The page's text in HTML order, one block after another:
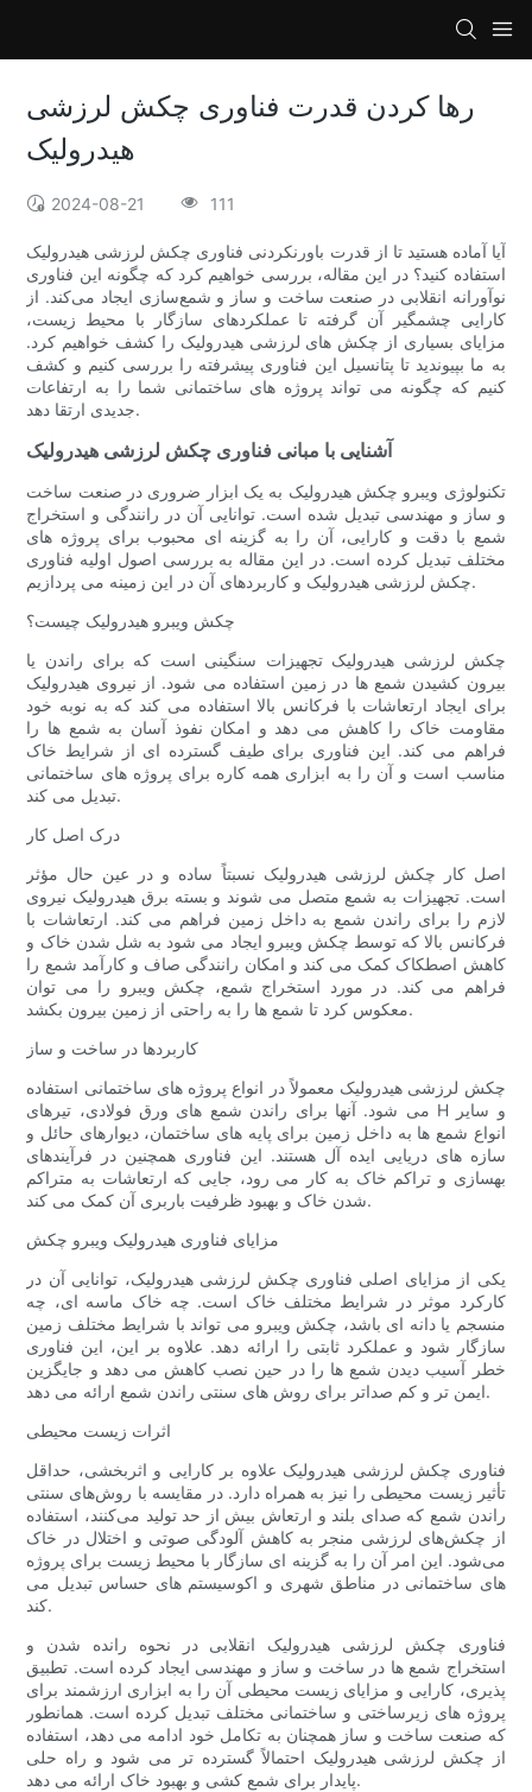
رها کردن قدرت فناوری چکش لرزشی
هیدرولیک
2024-08-21 111
آیا آماده هستید تا از قدرت باورنکردنی فناوری چکش لرزشی هیدرولیک
استفاده کنید؟ در این مقاله، بررسی خواهیم کرد که چگونه این فناوری
نوآورانه انقلابی در صنعت ساخت و ساز و شمع‌سازی ایجاد می‌کند. از
کارایی چشمگیر آن گرفته تا عملکردهای سازگار با محیط زیست،
مزایای بسیاری از چکش های لرزشی هیدرولیک را کشف خواهیم کرد.
به ما بپیوندید تا پتانسیل این فناوری پیشرفته را بررسی کنیم و کشف
کنیم که چگونه می تواند پروژه های ساختمانی شما را به ارتفاعات
جدیدی ارتقا دهد.
آشنایی با مبانی فناوری چکش لرزشی هیدرولیک
تکنولوژی ویبرو چکش هیدرولیک به یک ابزار ضروری در صنعت ساخت
و ساز و مهندسی تبدیل شده است. توانایی آن در رانندگی و استخراج
شمع با دقت و کارایی، آن را به گزینه ای محبوب برای پروژه های
مختلف تبدیل کرده است. در این مقاله به بررسی اصول اولیه فناوری
چکش لرزشی هیدرولیک و کاربردهای آن در این زمینه می پردازیم.
چکش ویبرو هیدرولیک چیست؟
چکش لرزشی هیدرولیک تجهیزات سنگینی است که برای راندن یا
بیرون کشیدن شمع ها در زمین استفاده می شود. از نیروی هیدرولیک
برای ایجاد ارتعاشات با فرکانس بالا استفاده می کند که به نوبه خود
مقاومت خاک را کاهش می دهد و امکان نفوذ آسان به شمع ها را
فراهم می کند. این فناوری برای طیف گسترده ای از شرایط خاک
مناسب است و آن را به ابزاری همه کاره برای پروژه های ساختمانی
تبدیل می کند.
درک اصل کار
اصل کار چکش لرزشی هیدرولیک نسبتاً ساده و در عین حال مؤثر
است. تجهیزات به شمع متصل می شوند و بسته برق هیدرولیک نیروی
لازم را برای راندن شمع به داخل زمین فراهم می کند. ارتعاشات با
فرکانس بالا که توسط چکش ویبرو ایجاد می شود به شل شدن خاک و
کاهش اصطکاک کمک می کند و امکان رانندگی صاف و کارآمد شمع را
فراهم می کند. در مورد استخراج شمع، چکش ویبرو را می توان
معکوس کرد تا شمع ها را به راحتی از زمین بیرون بکشد.
کاربردها در ساخت و ساز
چکش لرزشی هیدرولیک معمولاً در انواع پروژه های ساختمانی استفاده
می شود. آنها برای راندن شمع های ورق فولادی، تیرهای H و سایر
انواع شمع ها به داخل زمین برای پایه های ساختمان، دیوارهای حائل و
سازه های دریایی ایده آل هستند. این فناوری همچنین در فرآیندهای
بهسازی و تراکم خاک به کار می رود، جایی که ارتعاشات به متراکم
شدن خاک و بهبود ظرفیت باربری آن کمک می کند.
مزایای فناوری هیدرولیک ویبرو چکش
یکی از مزایای اصلی فناوری چکش لرزشی هیدرولیک، توانایی آن در
کارکرد موثر در شرایط مختلف خاک است. چه خاک ماسه ای، چه
منسجم یا دانه ای باشد، چکش ویبرو می تواند با شرایط مختلف زمین
سازگار شود و عملکرد ثابتی را ارائه دهد. علاوه بر این، این فناوری
خطر آسیب دیدن شمع ها را در حین نصب کاهش می دهد و جایگزین
ایمن تر و کم صداتر برای روش های سنتی راندن شمع ارائه می دهد.
اثرات زیست محیطی
فناوری چکش لرزشی هیدرولیک علاوه بر کارایی و اثربخشی، حداقل
تأثیر زیست محیطی را نیز به همراه دارد. در مقایسه با روش‌های سنتی
راندن شمع که صدای بلند و ارتعاش بیش از حد تولید می‌کنند، استفاده
از چکش‌های لرزشی منجر به کاهش آلودگی صوتی و اختلال در خاک
می‌شود. این امر آن را به گزینه ای سازگار با محیط زیست برای پروژه
های ساختمانی در مناطق شهری و اکوسیستم های حساس تبدیل می
کند.
فناوری چکش لرزشی هیدرولیک انقلابی در نحوه رانده شدن و
استخراج شمع ها در ساخت و ساز و مهندسی ایجاد کرده است. تطبیق
پذیری، کارایی و مزایای زیست محیطی آن را به ابزاری ارزشمند برای
پروژه های زیرساختی و ساختمانی مختلف تبدیل کرده است. همانطور
که صنعت ساخت و ساز همچنان به تکامل خود ادامه می دهد، استفاده
از چکش لرزشی هیدرولیک احتمالاً گسترده تر می شود و راه حلی
پایدار برای شمع کشی و بهبود خاک ارائه می دهد.